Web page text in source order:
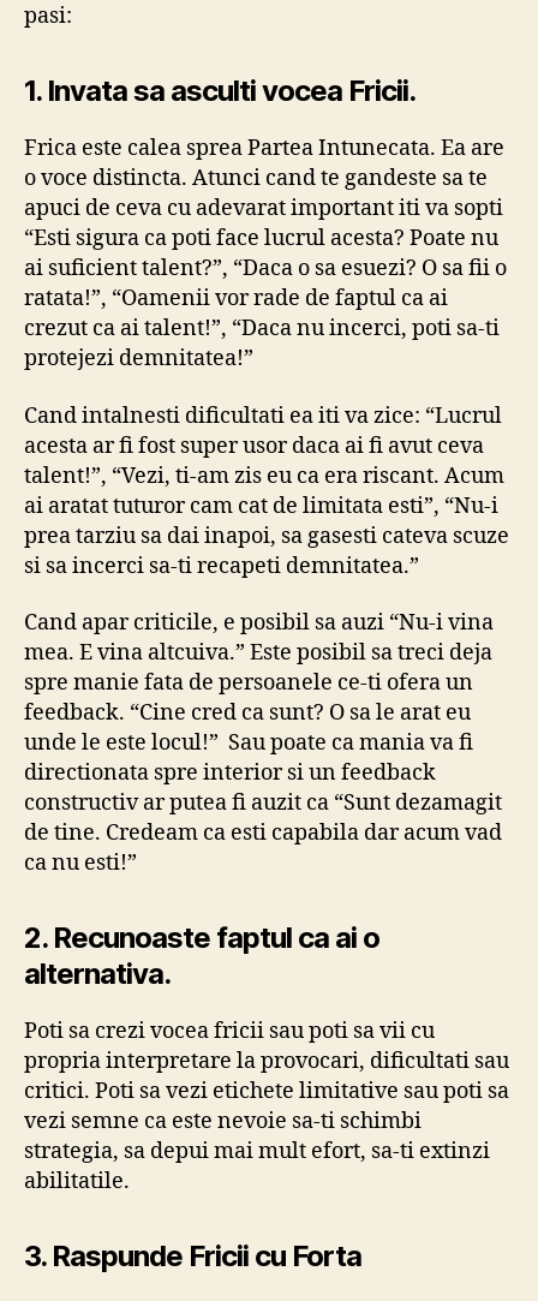
pasi:
1. Invata sa asculti vocea Fricii.
Frica este calea sprea Partea Intunecata. Ea are
o voce distincta. Atunci cand te gandeste sa te
apuci de ceva cu adevarat important iti va sopti
“Esti sigura ca poti face lucrul acesta? Poate nu
ai suficient talent?”, “Daca o sa esuezi? O sa fii o
ratata!”, “Oamenii vor rade de faptul ca ai
crezut ca ai talent!”, “Daca nu incerci, poti sa-ti
protejezi demnitatea!”
Cand intalnesti dificultati ea iti va zice: “Lucrul
acesta ar fi fost super usor daca ai fi avut ceva
talent!”, “Vezi, ti-am zis eu ca era riscant. Acum
ai aratat tuturor cam cat de limitata esti”, “Nu-i
prea tarziu sa dai inapoi, sa gasesti cateva scuze
si sa incerci sa-ti recapeti demnitatea.”
Cand apar criticile, e posibil sa auzi “Nu-i vina
mea. E vina altcuiva.” Este posibil sa treci deja
spre manie fata de persoanele ce-ti ofera un
feedback. “Cine cred ca sunt? O sa le arat eu
unde le este locul!” Sau poate ca mania va fi
directionata spre interior si un feedback
constructiv ar putea fi auzit ca “Sunt dezamagit
de tine. Credeam ca esti capabila dar acum vad
ca nu esti!”
2. Recunoaste faptul ca ai o
alternativa.
Poti sa crezi vocea fricii sau poti sa vii cu
propria interpretare la provocari, dificultati sau
critici. Poti sa vezi etichete limitative sau poti sa
vezi semne ca este nevoie sa-ti schimbi
strategia, sa depui mai mult efort, sa-ti extinzi
abilitatile.
3. Raspunde Fricii cu Forta